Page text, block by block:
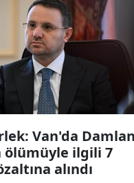
Van'da
ölümüyle ilgili 7
alındı